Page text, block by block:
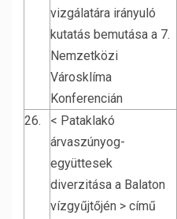
vizgálatára irányuló
kutatás bemutása a 7.
Nemzetközi
Városklíma
Konferencián
26.
< Pataklakó
árvaszúnyog-
együttesek
diverzitása a Balaton
vízgyűjtőjén > című